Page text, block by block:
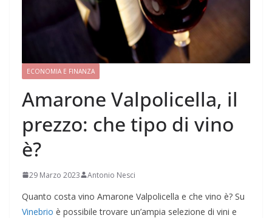
ECONOMIA E FINANZA
Amarone Valpolicella, il
prezzo: che tipo di vino
è?
29 Marzo 2023 Antonio Nesci
Quanto costa vino Amarone Valpolicella e che vino è? Su
Vinebrio è possibile trovare un’ampia selezione di vini e